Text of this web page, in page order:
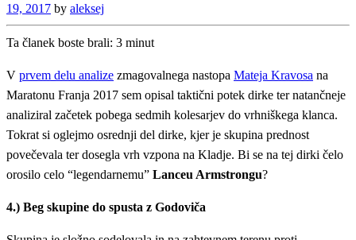
19, 2017 by aleksej
Ta članek boste brali: 3 minut
V prvem delu analize zmagovalnega nastopa Mateja Kravosa na
Maratonu Franja 2017 sem opisal taktični potek dirke ter natančneje
analiziral začetek pobega sedmih kolesarjev do vrhniškega klanca.
Tokrat si oglejmo osrednji del dirke, kjer je skupina prednost
povečevala ter dosegla vrh vzpona na Kladje. Bi se na tej dirki čelo
orosilo celo “legendarnemu” Lanceu Armstrongu?
4.) Beg skupine do spusta z Godoviča